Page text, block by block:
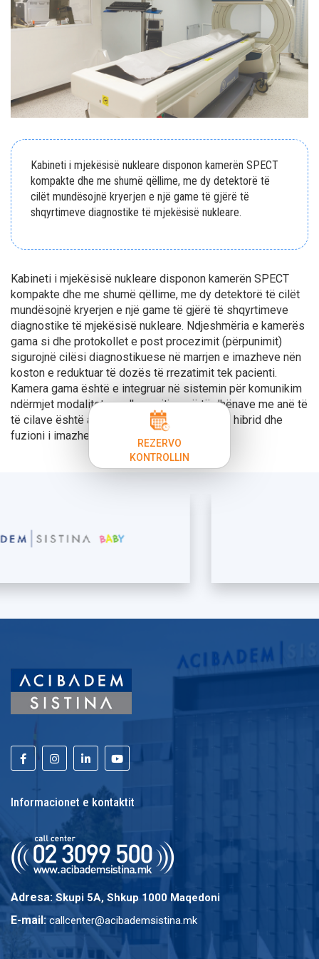
Kabineti i mjekësisë nukleare disponon kamerën SPECT
kompakte dhe me shumë qëllime, me dy detektorë të
cilët mundësojnë kryerjen e një game të gjërë të
shqyrtimeve diagnostike të mjekësisë nukleare.
Kabineti i mjekësisë nukleare disponon kamerën SPECT
kompakte dhe me shumë qëllime, me dy detektorë të cilët
mundësojnë kryerjen e një game të gjërë të shqyrtimeve
diagnostike të mjekësisë nukleare. Ndjeshmëria e kamerës
gama si dhe protokollet e post procezimit (përpunimit)
sigurojnë cilësi diagnostikuese në marrjen e imazheve nën
koston e reduktuar të dozës të rrezatimit tek pacienti.
Kamera gama është e integruar në sistemin për komunikim
ndërmjet modaliteteve dhe ruajtjes së të dhënave me anë të
të cilave është arritur opsioni për SPECT/CT hibrid dhe
fuzioni i imazheve SPECT/MRI.
REZERVO
KONTROLLIN
Informacionet e kontaktit
Adresa: Skupi 5A, Shkup 1000 Maqedoni
E-mail: callcenter@acibademsistina.mk